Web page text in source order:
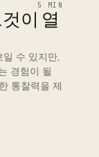
5 MIN
이 열
수 있지만,
경험이 될
통찰력을 제